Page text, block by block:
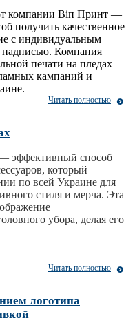
компании Віп Принт —
получить качественное
с индивидуальным
Компания
печати на пледах
кампаний и
Читать полностью
эффективный способ
который
по всей Украине для
стиля и мерча. Эта
убора, делая его
Читать полностью
логотипа